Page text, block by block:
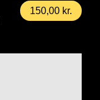
150,00 kr.